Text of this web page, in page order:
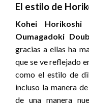
El estilo de
Kohei Horikoshi
Oumagadoki
gracias a ellas ha
que se ve reflejado
como el estilo de
incluso la manera
de una manera